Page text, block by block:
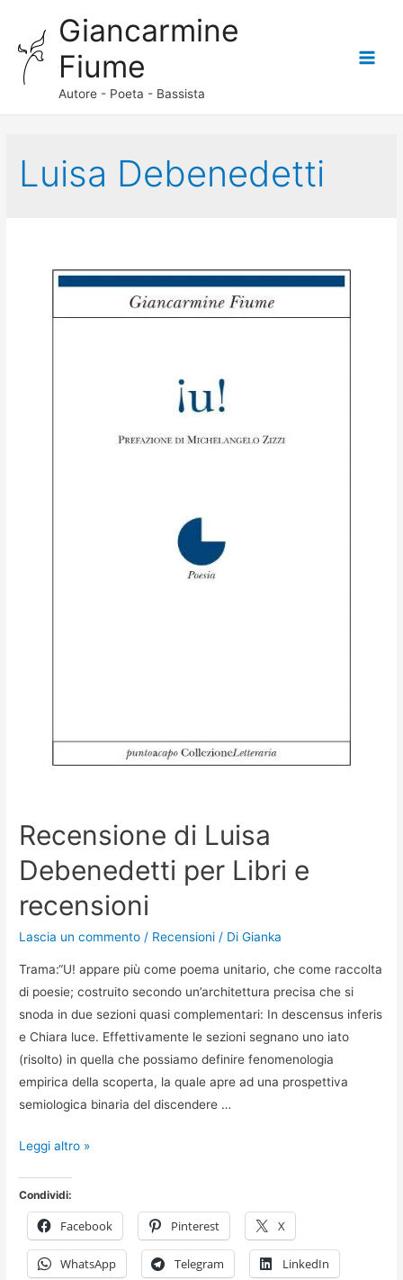
Giancarmine
Fiume
Autore - Poeta - Bassista
Main
Luisa Debenedetti
Recensione di Luisa
Debenedetti per Libri e
recensioni
Lascia un commento / Recensioni / DiGianka
Trama:“U! appare più come poema unitario, che come raccolta
di poesie; costruito secondo un’architettura precisa che si
snoda in due sezioni quasi complementari: In descensus inferis
e Chiara luce. Effettivamente le sezioni segnano uno iato
(risolto) in quella che possiamo definire fenomenologia
empirica della scoperta, la quale apre ad una prospettiva
semiologica binaria del discendere …
Recensione
Luisa
Debenedetti
per
Libri
Leggi altro »
Condividi:
Facebook Pinterest X
WhatsApp Telegram LinkedIn